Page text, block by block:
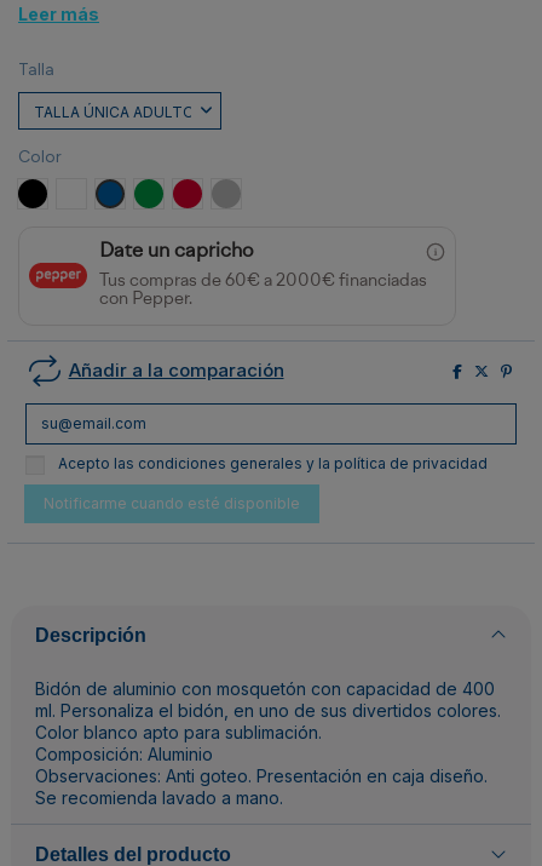
Leer más
Talla
Color
NEGRO BLANCOROYAL VERDE HELECHO
ROJO PLATA
Date un capricho
Tus compras de 60€ a 2000€ financiadas
con Pepper.
Añadir a la comparación
Acepto las condiciones generales y la política de privacidad
Descripción
Bidón de aluminio con mosquetón con capacidad de 400
ml. Personaliza el bidón, en uno de sus divertidos colores.
Color blanco apto para sublimación.
Composición: Aluminio
Observaciones: Anti goteo. Presentación en caja diseño.
Se recomienda lavado a mano.
Detalles del producto